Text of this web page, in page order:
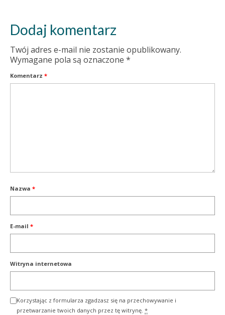
Dodaj komentarz
Twój adres e-mail nie zostanie opublikowany.
Wymagane pola są oznaczone *
Komentarz *
Nazwa *
E-mail *
Witryna internetowa
Korzystając z formularza zgadzasz się na przechowywanie i
przetwarzanie twoich danych przez tę witrynę. *